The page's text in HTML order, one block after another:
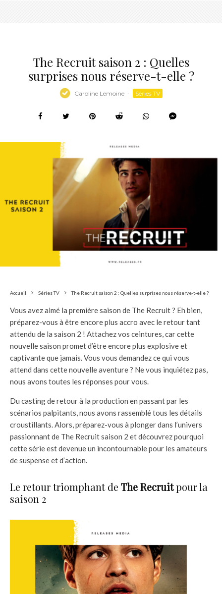
The Recruit saison 2 : Quelles
surprises nous réserve-t-elle ?
Caroline Lemoine · Séries TV
Accueil Séries TV The Recruit saison 2 : Quelles surprises nous réserve-t-elle ?
Vous avez aimé la première saison de The Recruit ? Eh bien,
préparez-vous à être encore plus accro avec le retour tant
attendu de la saison 2 ! Attachez vos ceintures, car cette
nouvelle saison promet d’être encore plus explosive et
captivante que jamais. Vous vous demandez ce qui vous
attend dans cette nouvelle aventure ? Ne vous inquiétez pas,
nous avons toutes les réponses pour vous.
Du casting de retour à la production en passant par les
scénarios palpitants, nous avons rassemblé tous les détails
croustillants. Alors, préparez-vous à plonger dans l’univers
passionnant de The Recruit saison 2 et découvrez pourquoi
cette série est devenue un incontournable pour les amateurs
de suspense et d’action.
Le retour triomphant de The Recruitpour la
saison 2